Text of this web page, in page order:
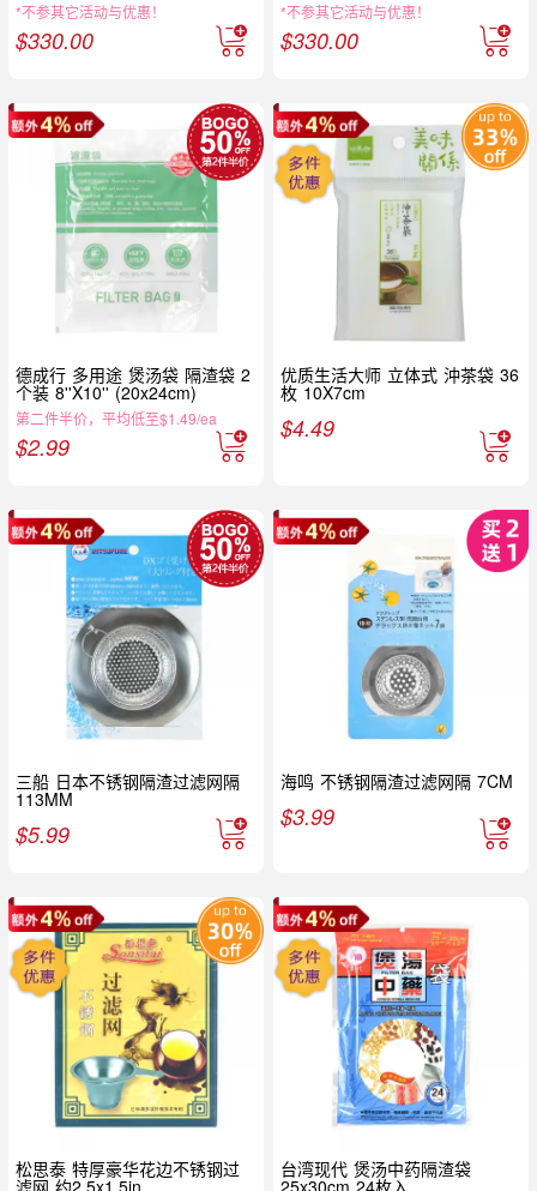
*不参其它活动与优惠！
$330.00
*不参其它活动与优惠！
$330.00
德成行 多用途 煲汤袋 隔渣袋 2
个装 8''X10'' (20x24cm)
第二件半价，平均低至$1.49/ea
$2.99
优质生活大师 立体式 沖茶袋 36
枚 10X7cm
$4.49
三船 日本不锈钢隔渣过滤网隔
113MM
$5.99
海鸣 不锈钢隔渣过滤网隔 7CM
$3.99
松思泰 特厚豪华花边不锈钢过
滤网 约2.5x1.5in
台湾现代 煲汤中药隔渣袋
25x30cm 24枚入